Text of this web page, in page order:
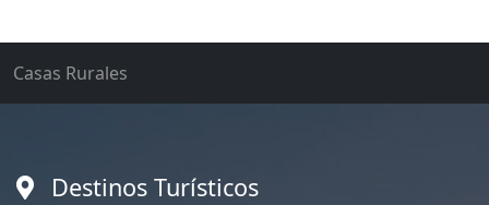
Casas Rurales
Destinos Turísticos